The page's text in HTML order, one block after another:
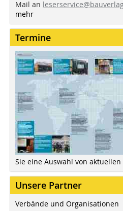
Mail an
mehr
Termine
Sie eine Auswahl von
Unsere Partner
Verbände und Organisationen